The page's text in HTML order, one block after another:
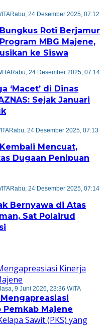
Rabu, 24 Desember 2025, 07:12
Roti Berjamur
MBG Majene,
ke Siswa
Rabu, 24 Desember 2025, 07:14
‘Macet’ di Dinas
Sejak Januari
Rabu, 24 Desember 2025, 07:13
Mencuat,
Dugaan Penipuan
Rabu, 24 Desember 2025, 07:14
Bernyawa di Atas
Sat Polairud
9 Juni 2026, 23:36 WITA
Majene